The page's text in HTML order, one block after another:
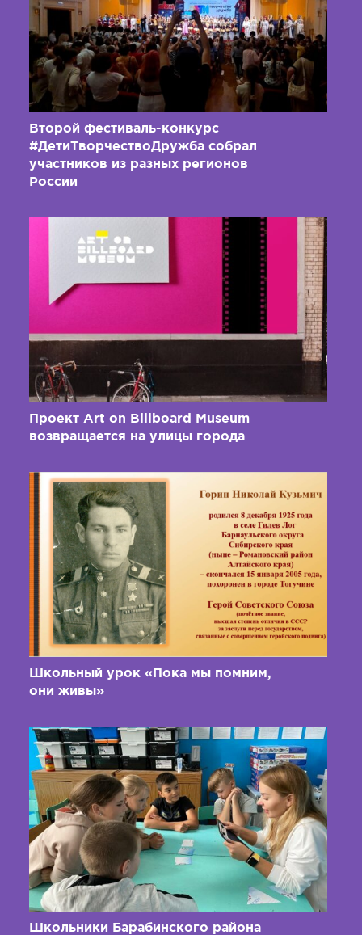
Второй фестиваль-конкурс
#ДетиТворчествоДружба собрал
участников из разных регионов
России
Проект Art on Billboard Museum
возвращается на улицы города
Школьный урок «Пока мы помним,
они живы»
Школьники Барабинского района